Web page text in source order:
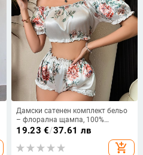
Дамски сатенен комплект бельо
– флорална щампа, 100%
полиестер, пижамни панталони,
опции за ролеви игри: моряк,
сервитьор, мотоциклист
19.23 €/37.61 лв
add_shopping_cart